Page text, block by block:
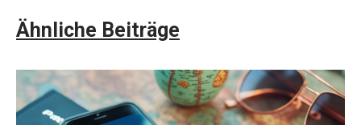
Ähnliche Beiträge